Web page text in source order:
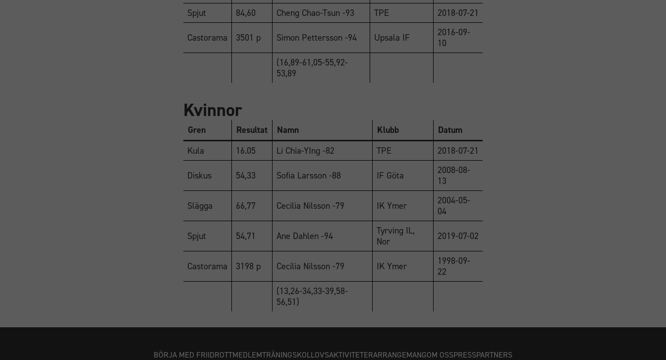
Spjut
84,60 Cheng Chao-Tsun -93 TPE 2018-07-21
Castorama 3501 p Simon Pettersson -94 Upsala IF
2016-09-
10
(16,89-61,05-55,92-
53,89
Kvinnor
Gren Resultat Namn Klubb
Datum
Kula
16.05 Li Chia-YIng -82 TPE 2018-07-21
Diskus 54,33 Sofia Larsson -88 IF Göta
2008-08-
13
Slägga 66,77 Cecilia Nilsson -79 IK Ymer
2004-05-
04
Spjut 54,71 Ane Dahlen -94
Tyrving IL,
Nor
2019-07-02
Castorama 3198 p Cecilia Nilsson -79 IK Ymer
1998-09-
22
(13,26-34,33-39,58-
56,51)
BÖRJA MED FRIIDROTTMEDLEMTRÄNINGSKOLLOVSAKTIVITETERARRANGEMANGOM OSSPRESSPARTNERS